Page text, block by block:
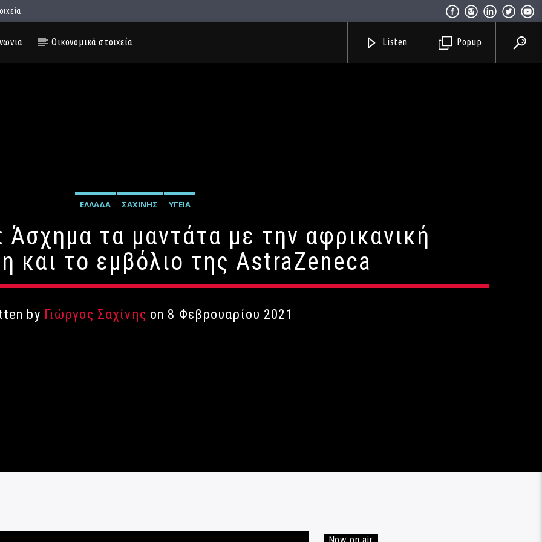
Οικονομικά στοιχεία Popup
Listen
ΕΛΛΆΔΑ ΣΑΧΊΝΗΣ ΥΓΕΊΑ
τα μαντάτα με την αφρικανική
και το εμβόλιο της AstraZeneca
by Γιώργος Σαχίνης on 8 Φεβρουαρίου 2021